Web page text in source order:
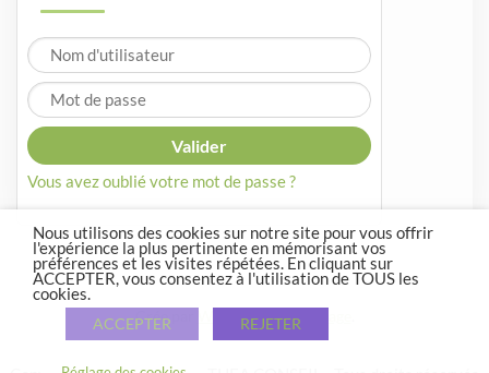
Vous avez oublié votre mot de passe ?
Crée par WordPressetCourage
Nous utilisons des cookies sur notre site pour vous offrir
l'expérience la plus pertinente en mémorisant vos
préférences et les visites répétées. En cliquant sur
ACCEPTER, vous consentez à l'utilisation de TOUS les
cookies.
ACCEPTER
REJETER